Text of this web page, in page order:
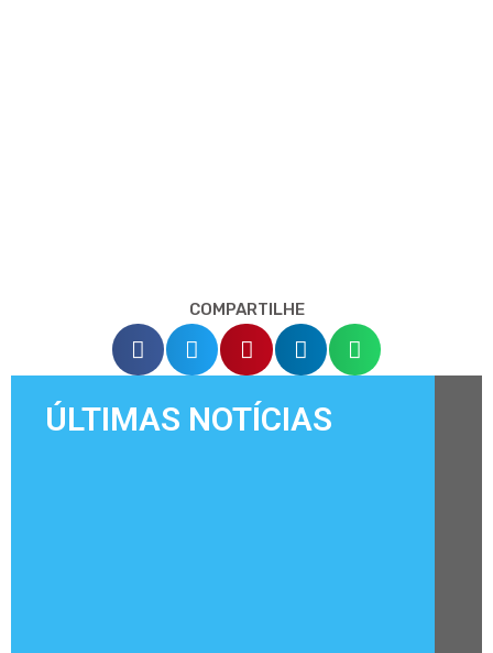
COMPARTILHE
ÚLTIMAS NOTÍCIAS